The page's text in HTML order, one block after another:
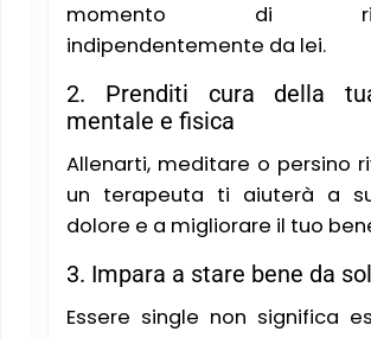
momento di
indipendentemente da lei​.
2. Prenditi cura della
mentale e fisica
Allenarti, meditare o persino
un terapeuta ti aiuterà a
dolore e a migliorare il tuo
3. Impara a stare bene da
Essere single non significa